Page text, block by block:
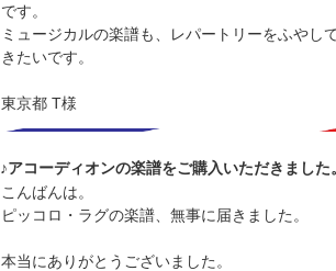
です。
ミュージカルの楽譜も、レパートリーをふやし
きたいです。
東京都 T様
♪アコーディオンの楽譜をご購入いただきました。
こんばんは。
ピッコロ・ラグの楽譜、無事に届きました。
本当にありがとうございました。